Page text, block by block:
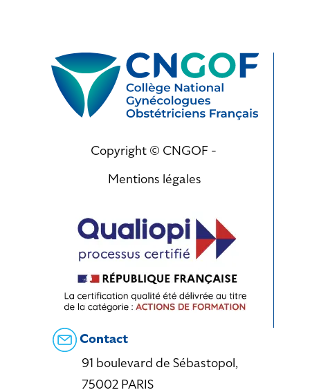
Copyright © CNGOF -
Mentions légales
Contact
91 boulevard de Sébastopol,
75002 PARIS